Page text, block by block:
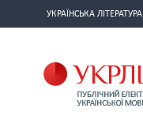
УКРАЇНСЬКА ЛІТЕРАТУРА